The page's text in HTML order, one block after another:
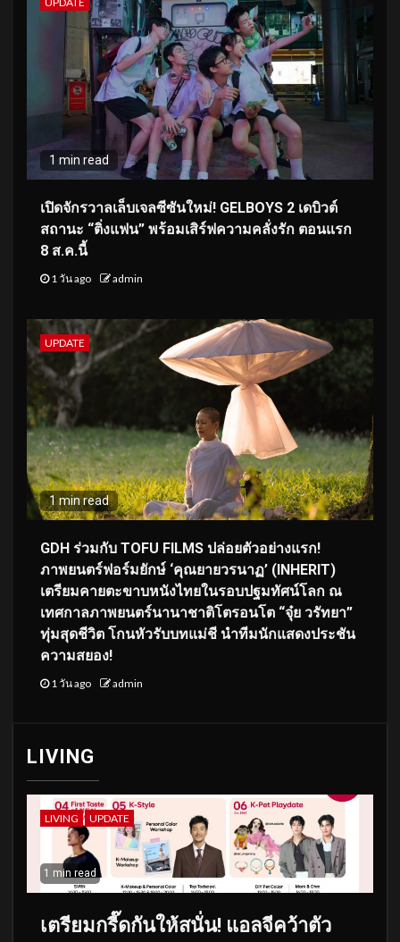
1 min read
เปิดจักรวาลเล็บเจลซีซันใหม่! GELBOYS 2 เดบิวต์
สถานะ “ติ่งแฟน” พร้อมเสิร์ฟความคลั่งรัก ตอนแรก
8 ส.ค.นี้
1 วัน ago admin
UPDATE
1 min read
GDH ร่วมกับ TOFU FILMS ปล่อยตัวอย่างแรก!
ภาพยนตร์ฟอร์มยักษ์ ‘คุณยายวรนาฏ’ (INHERIT)
เตรียมคายตะขาบหนังไทยในรอบปฐมทัศน์โลก ณ
เทศกาลภาพยนตร์นานาชาติโตรอนโต “จุ๋ย วรัทยา”
ทุ่มสุดชีวิต โกนหัวรับบทแม่ชี นำทีมนักแสดงประชัน
ความสยอง!
1 วัน ago admin
LIVING
LIVING UPDATE
1 min read
เตรียมกรี๊ดกันให้สนั่น! แอลจีคว้าตัว